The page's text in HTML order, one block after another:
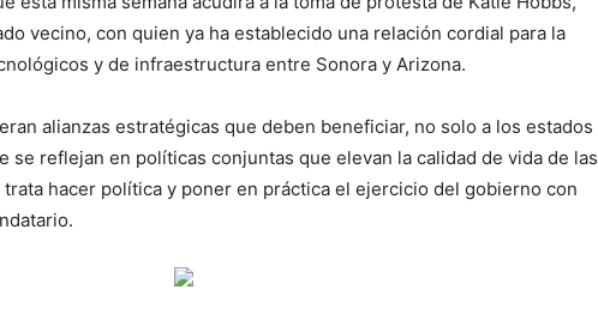
vecino, con quien ya ha establecido una relación cordial para la
y de infraestructura entre Sonora y Arizona.
alianzas estratégicas que deben beneficiar, no solo a los estados
se reflejan en políticas conjuntas que elevan la calidad de vida de las
hacer política y poner en práctica el ejercicio del gobierno con